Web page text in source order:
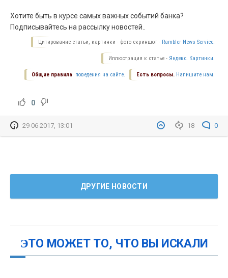
Хотите быть в курсе самых важных событий банка?
Подписывайтесь на рассылку новостей..
Цитирование статьи, картинки - фото скриншот - Rambler News Service.
Иллюстрация к статье - Яндекс. Картинки.
Есть вопросы. Напишите нам.
Общие правила поведения на сайте.
0
18 0
29-06-2017, 13:01
ДРУГИЕ НОВОСТИ
ЭТО МОЖЕТ ТО, ЧТО ВЫ ИСКАЛИ